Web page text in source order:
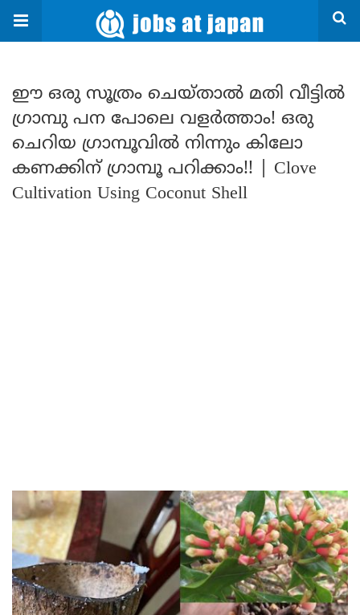
ഈ ഒരു സൂത്രം ചെയ്താൽ മതി വീട്ടിൽ
ഗ്രാമ്പു പന പോലെ വളർത്താം! ഒരു
ചെറിയ ഗ്രാമ്പൂവിൽ നിന്നും കിലോ
കണക്കിന് ഗ്രാമ്പൂ പറിക്കാം!! | Clove
Cultivation Using Coconut Shell